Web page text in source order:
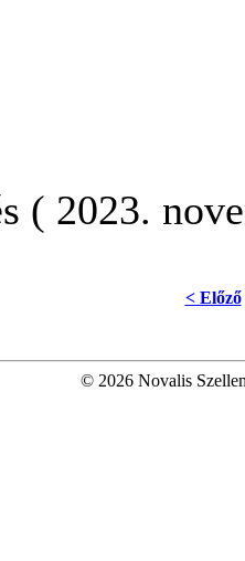
( 2023.
< Előző
© 2026 Novalis